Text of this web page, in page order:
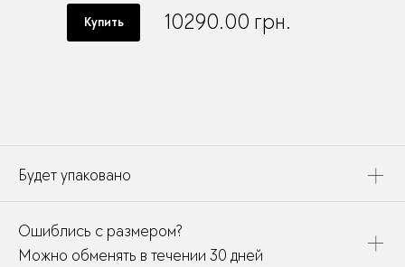
Купить 10290.00 грн.
Будет упаковано
дополнено открыткой, паспортом украшения и
собрано в подарочный пакет
Ошиблись с размером?
Можно обменять в течении 30 дней